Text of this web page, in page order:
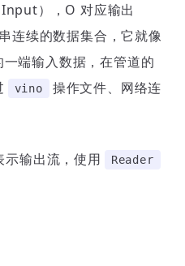
），O 对应输出
连续的数据集合，它就像
端输入数据，在管道的
vino
操作文件、网络连
示输出流，使用 Reader